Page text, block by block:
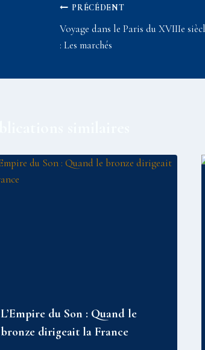
Navigation
de
PRÉCÉDENT
Voyage dans le Paris du XVIIIe
: Les marchés
L’Empire du Son : Quand le
bronze dirigeait la France